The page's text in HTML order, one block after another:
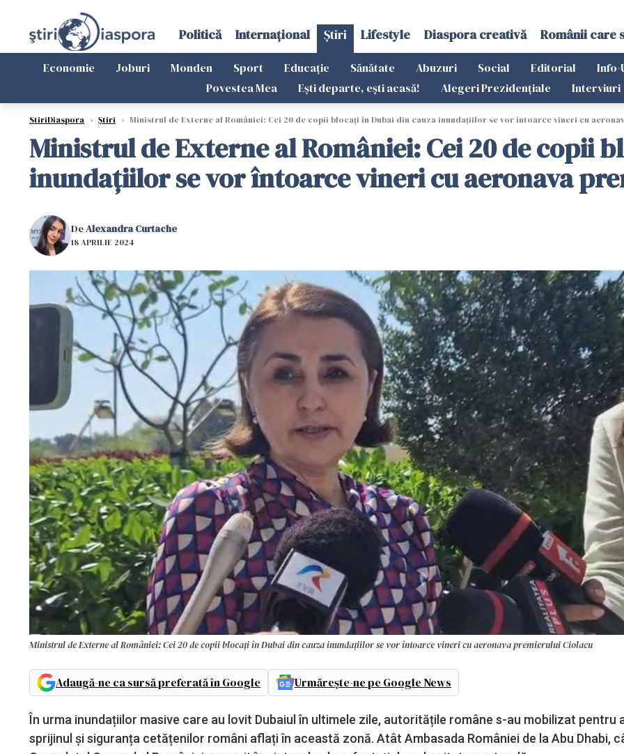
Politică Internațional Știri Lifestyle Diaspora creativă Românii care
Economie Joburi Monden Sport Educație Sănătate Abuzuri Social Editorial Info-
Povestea Mea
Ești departe, ești acasă! Alegeri Prezidențiale Interviuri
StiriDiaspora › Știri › Ministrul de Externe al României: Cei 20 de copii blocați în Dubai din cauza inundațiilor se vor întoarce vineri cu
Ministrul de Externe al României: Cei 20 de copii
inundațiilor se vor întoarce vineri cu aeronava
DeAlexandra Curtache
18 APRILIE 2024
Ministrul de Externe al României: Cei 20 de copii blocați în Dubai din cauza inundațiilor se vor întoarce vineri cu aeronava premierului Ciolacu
Adaugă-ne ca sursă preferată în Google Urmărește-ne pe Google News
În urma inundațiilor masive care au lovit Dubaiul în ultimele zile, autoritățile române s-au mobilizat pentru
sprijinul și siguranța cetățenilor români aflați în această zonă. Atât Ambasada României de la Abu Dhabi,